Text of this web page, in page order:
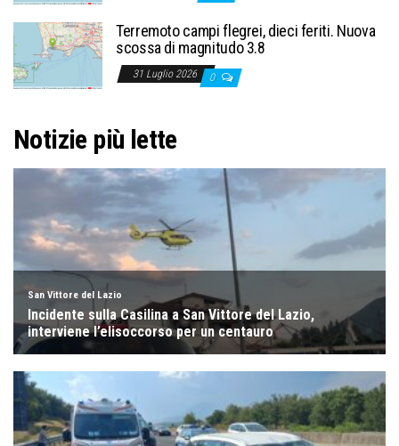
Terremoto campi flegrei, dieci feriti. Nuova
scossa di magnitudo 3.8
31 Luglio 2026 0
Notizie più lette